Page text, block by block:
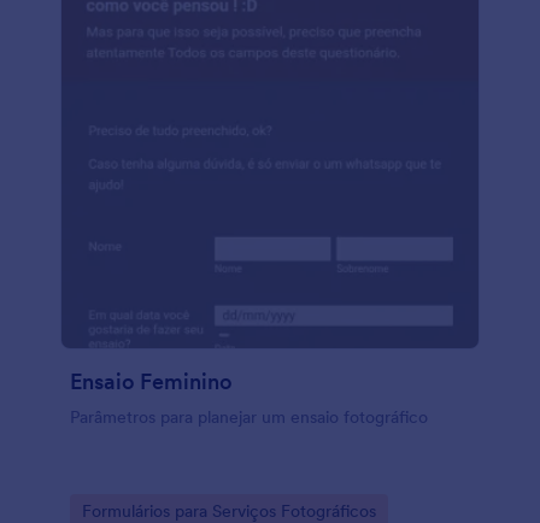
Ensaio Feminino
Parâmetros para planejar um ensaio fotográfico
Go to Category:
Formulários para Serviços Fotográficos